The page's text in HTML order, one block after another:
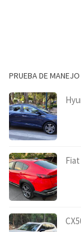
PRUEBA DE MANEJO